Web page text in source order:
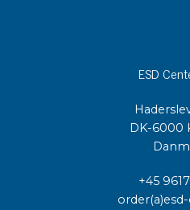
ESD
DK-6000
+45